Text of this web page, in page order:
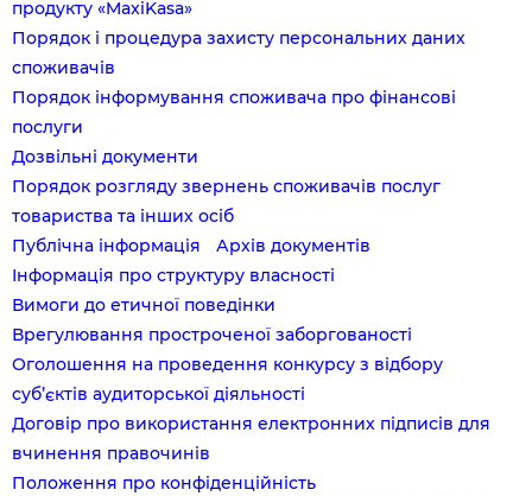
продукту «MaxiKasa»
Порядок і процедура захисту персональних даних
споживачів
Порядок інформування споживача про фінансові
послуги
Дозвільні документи
Порядок розгляду звернень споживачів послуг
товариства та інших осіб
Публічна інформація
Архів документів
Інформація про структуру власності
Вимоги до етичної поведінки
Врегулювання простроченої заборгованості
Оголошення на проведення конкурсу з відбору
суб’єктів аудиторської діяльності
Договір про використання електронних підписів для
вчинення правочинів
Положення про конфіденційність